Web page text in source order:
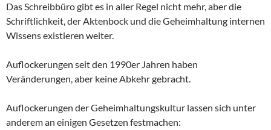
Das Schreibbüro gibt es in aller Regel nicht mehr, aber die
Schriftlichkeit, der Aktenbock und die Geheimhaltung internen
Wissens existieren weiter.
Auflockerungen seit den 1990er Jahren haben
Veränderungen, aber keine Abkehr gebracht.
Auflockerungen der Geheimhaltungskultur lassen sich unter
anderem an einigen Gesetzen festmachen: